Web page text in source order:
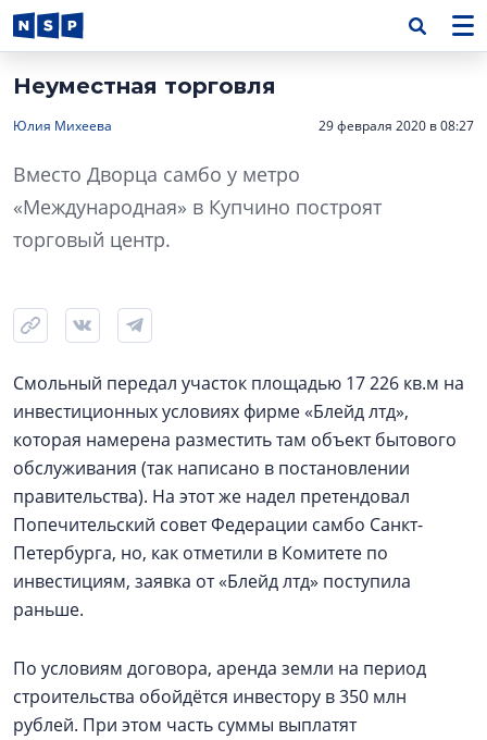
Неуместная торговля
Юлия Михеева 29 февраля 2020 в 08:27
Вместо Дворца самбо у метро
«Международная» в Купчино построят
торговый центр.
Смольный передал участок площадью 17 226 кв.м на
инвестиционных условиях фирме «Блейд лтд»,
которая намерена разместить там объект бытового
обслуживания (так написано в постановлении
правительства). На этот же надел претендовал
Попечительский совет Федерации самбо Санкт-
Петербурга, но, как отметили в Комитете по
инвестициям, заявка от «Блейд лтд» поступила
раньше.
По условиям договора, аренда земли на период
строительства обойдётся инвестору в 350 млн
рублей. При этом часть суммы выплатят